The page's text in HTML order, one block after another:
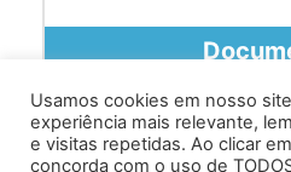
Usamos cookies em nosso
experiência mais relevante,
e visitas repetidas. Ao clicar
concorda com o uso de